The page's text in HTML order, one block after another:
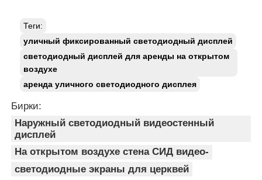
Теги:
уличный фиксированный светодиодный дисплей
светодиодный дисплей для аренды на открытом
воздухе
аренда уличного светодиодного дисплея
Бирки:
Наружный светодиодный видеостенный
дисплей
На открытом воздухе стена СИД видео-
светодиодные экраны для церквей